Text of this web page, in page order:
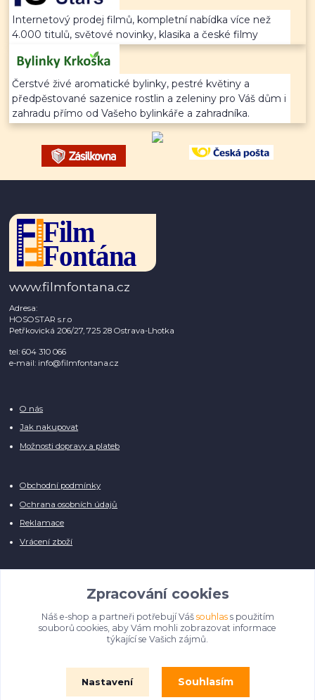
Internetový prodej filmů, kompletní nabídka více než
4.000 titulů, světové novinky, klasika a české filmy
Čerstvé živé aromatické bylinky, pestré květiny a
předpěstované sazenice rostlin a zeleniny pro Váš dům i
zahradu přímo od Vašeho bylinkáře a zahradníka.
www.filmfontana.cz
Adresa:
HOSOSTAR s.r.o
Petřkovická 206/27, 725 28 Ostrava-Lhotka
tel: 604 310 066
e-mail: info@filmfontana.cz
O nás
Jak nakupovat
Možnosti dopravy a plateb
Obchodní podmínky
Ochrana osobních údajů
Reklamace
Vrácení zboží
Manuálně pro Vás kontrolujeme každý produkt, přesto se může stát, že u
několika z nich je vyobrazen pouze obrázek informativního charakteru.
Omlouváme se, na úpravě databáze pilně pracujeme.
Zpracování cookies
Náš e-shop a partneři potřebují Váš souhlass použitím
souborů cookies, aby Vám mohli zobrazovat informace
týkající se Vašich zájmů.
Nastavení Souhlasím